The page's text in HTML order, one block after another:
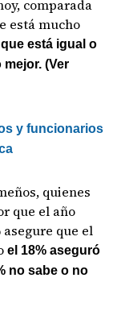
comparada
está mucho
está igual o
(Ver
y funcionarios
quienes
que el año
que el
el 18% aseguró
no sabe o no